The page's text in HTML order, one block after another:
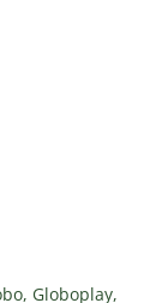
Globoplay,